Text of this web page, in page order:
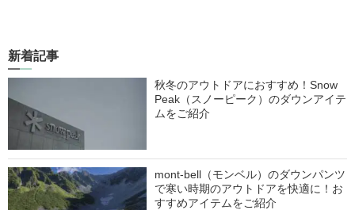
新着記事
秋冬のアウトドアにおすすめ！Snow
Peak（スノーピーク）のダウンアイテ
ムをご紹介
mont-bell（モンベル）のダウンパンツ
で寒い時期のアウトドアを快適に！お
すすめアイテムをご紹介